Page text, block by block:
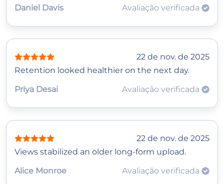
Daniel Davis Avaliação verificada
22 de nov. de 2025
Retention looked healthier on the next day.
Priya Desai
Avaliação verificada
22 de nov. de 2025
Views stabilized an older long‑form upload.
Alice Monroe
Avaliação verificada